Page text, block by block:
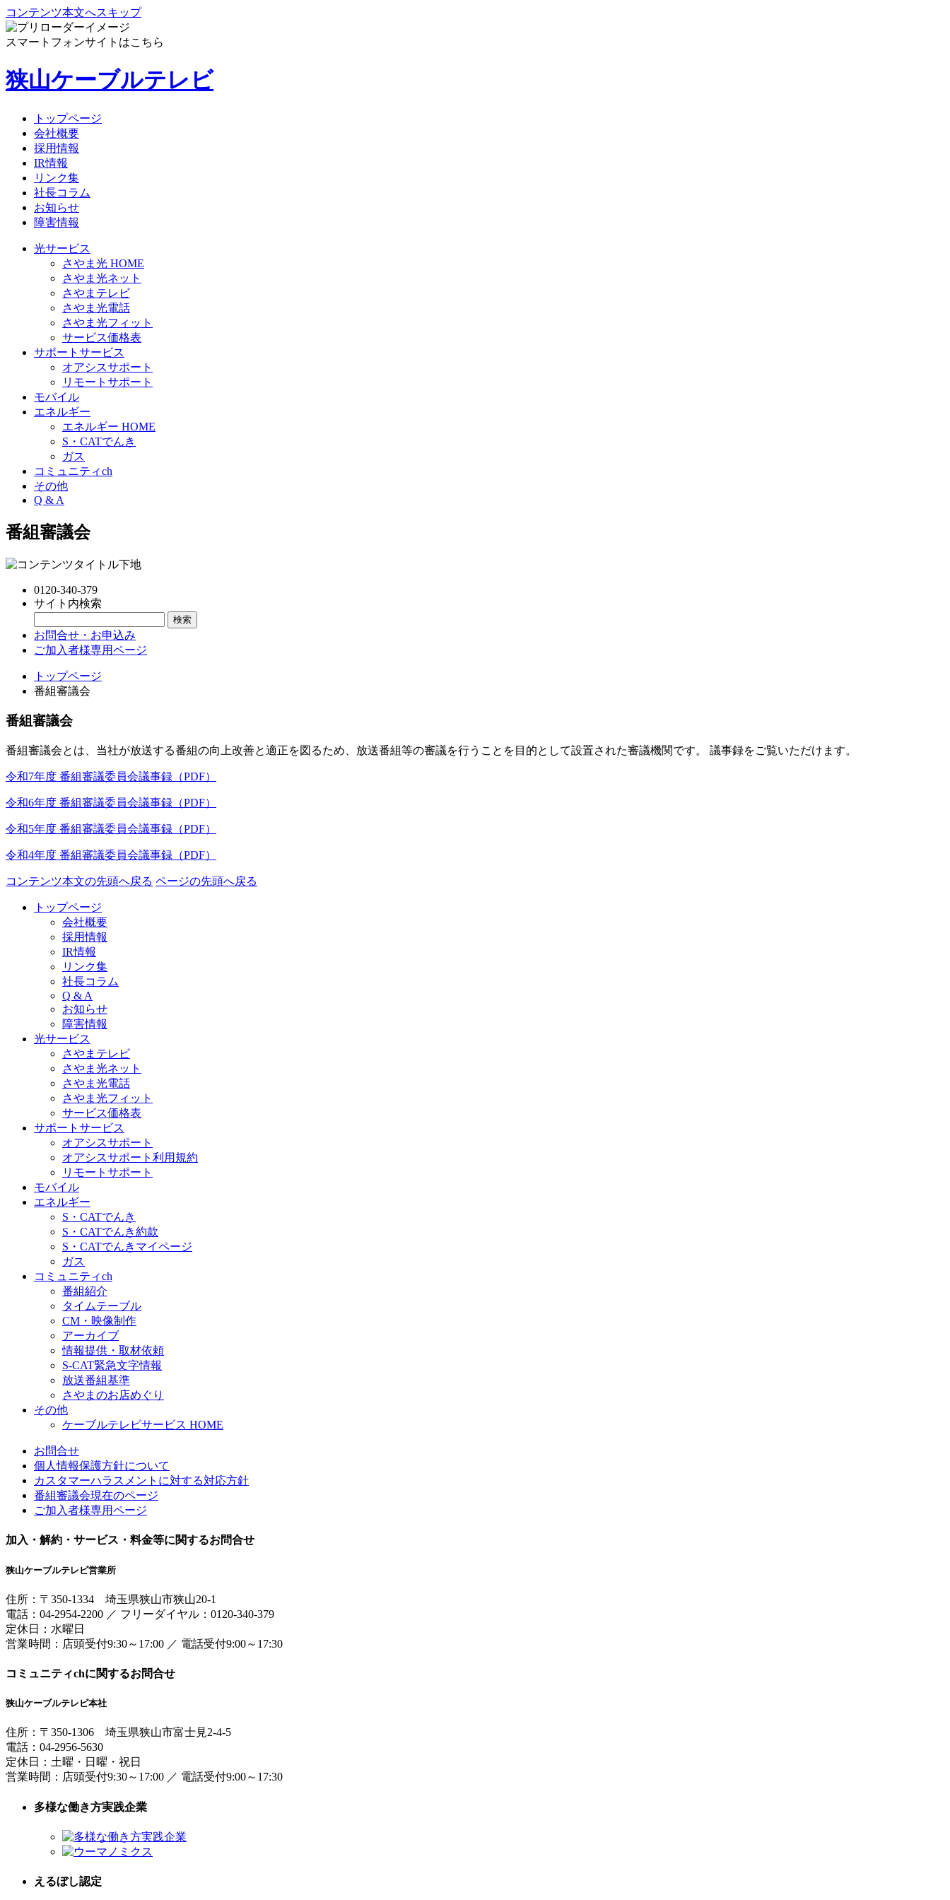
コンテンツ本文へスキップ
スマートフォンサイトはこちら
狭山ケーブルテレビ
トップページ
会社概要
採用情報
IR情報
リンク集
社長コラム
お知らせ
障害情報
光サービス
さやま光 HOME
さやま光ネット
さやまテレビ
さやま光電話
さやま光フィット
サービス価格表
サポートサービス
オアシスサポート
リモートサポート
モバイル
エネルギー
エネルギー HOME
S・CATでんき
ガス
コミュニティch
その他
Q & A
番組審議会
0120-340-379
サイト内検索
お問合せ・お申込み
ご加入者様専用ページ
トップページ
番組審議会
番組審議会
番組審議会とは、当社が放送する番組の向上改善と適正を図るため、 放送番組等の審議を行うことを目的として設置された審議機関です。 議事録をご覧いただけます。
令和7年度 番組審議委員会議事録（PDF）
令和6年度 番組審議委員会議事録（PDF）
令和5年度 番組審議委員会議事録（PDF）
令和4年度 番組審議委員会議事録（PDF）
コンテンツ本文の先頭へ戻る ページの先頭へ戻る
トップページ
会社概要
採用情報
IR情報
リンク集
社長コラム
Q & A
お知らせ
障害情報
光サービス
さやまテレビ
さやま光ネット
さやま光電話
さやま光フィット
サービス価格表
サポートサービス
オアシスサポート
オアシスサポート利用規約
リモートサポート
モバイル
エネルギー
S・CATでんき
S・CATでんき約款
S・CATでんきマイページ
ガス
コミュニティch
番組紹介
タイムテーブル
CM・映像制作
アーカイブ
情報提供・取材依頼
S-CAT緊急文字情報
放送番組基準
さやまのお店めぐり
その他
ケーブルテレビサービス HOME
お問合せ
個人情報保護方針について
カスタマーハラスメントに対する対応方針
番組審議会現在のページ
ご加入者様専用ページ
加入・解約・サービス・料金等に関するお問合せ
狭山ケーブルテレビ営業所
住所： 〒350-1334 埼玉県狭山市狭山20-1
電話： 04-2954-2200 ／ フリーダイヤル：0120-340-379
定休日：水曜日
営業時間： 店頭受付9:30～17:00 ／ 電話受付9:00～17:30
コミュニティchに関するお問合せ
狭山ケーブルテレビ本社
住所： 〒350-1306 埼玉県狭山市富士見2-4-5
電話： 04-2956-5630
定休日：土曜・日曜・祝日
営業時間： 店頭受付9:30～17:00 ／ 電話受付9:00～17:30
多様な働き方実践企業
えるぼし認定